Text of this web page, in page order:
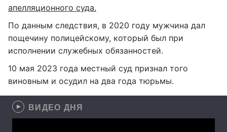
апелляционного суда.
По данным следствия, в 2020 году мужчина дал
пощечину полицейскому, который был при
исполнении служебных обязанностей.
10 мая 2023 года местный суд признал того
виновным и осудил на два года тюрьмы.
ВИДЕО ДНЯ